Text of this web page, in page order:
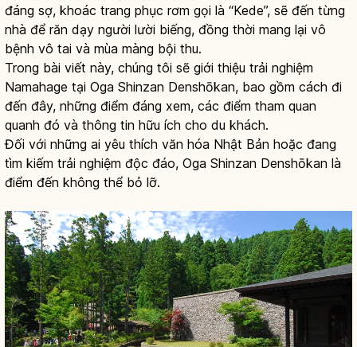
đáng sợ, khoác trang phục rơm gọi là “Kede”, sẽ đến từng
nhà để răn dạy người lười biếng, đồng thời mang lại vô
bệnh vô tai và mùa màng bội thu.
Trong bài viết này, chúng tôi sẽ giới thiệu trải nghiệm
Namahage tại Oga Shinzan Denshōkan, bao gồm cách đi
đến đây, những điểm đáng xem, các điểm tham quan
quanh đó và thông tin hữu ích cho du khách.
Đối với những ai yêu thích văn hóa Nhật Bản hoặc đang
tìm kiếm trải nghiệm độc đáo, Oga Shinzan Denshōkan là
điểm đến không thể bỏ lỡ.